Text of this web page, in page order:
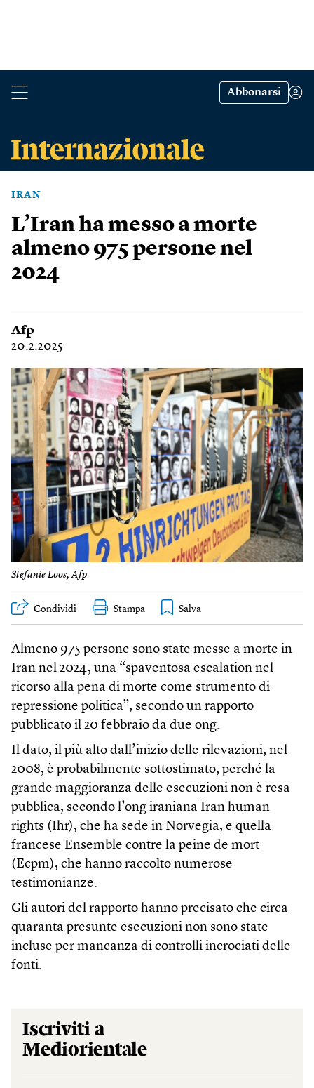
Abbonarsi
IRAN
L’Iran ha messo a morte
almeno 975 persone nel
2024
Afp
20.2.2025
Stefanie Loos, Afp
Condividi Stampa
Almeno 975 persone sono state messe a morte in
Iran nel 2024, una “spaventosa escalation nel
ricorso alla pena di morte come strumento di
repressione politica”, secondo un rapporto
pubblicato il 20 febbraio da due ong.
Il dato, il più alto dall’inizio delle rilevazioni, nel
2008, è probabilmente sottostimato, perché la
grande maggioranza delle esecuzioni non è resa
pubblica, secondo l’ong iraniana Iran human
rights (Ihr), che ha sede in Norvegia, e quella
francese Ensemble contre la peine de mort
(Ecpm), che hanno raccolto numerose
testimonianze.
Gli autori del rapporto hanno precisato che circa
quaranta presunte esecuzioni non sono state
incluse per mancanza di controlli incrociati delle
fonti.
Iscriviti a
Mediorientale